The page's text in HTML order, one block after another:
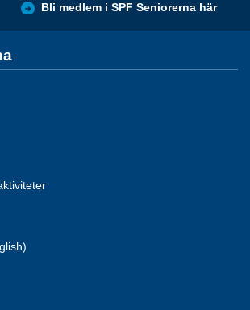
Bli medlem i SPF Seniorerna här